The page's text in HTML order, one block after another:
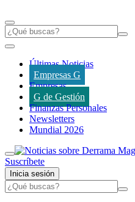
Últimas Noticias
Empresas G
Empresas
G de Gestión
Finanzas Personales
Newsletters
Mundial 2026
Suscríbete
Inicia sesión